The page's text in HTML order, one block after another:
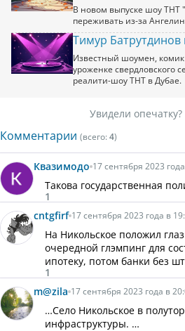
В новом выпуске шоу ТНТ
переживать из-за
Тимур Батрутдинов
Известный шоумен,
уроженке свердловского
реалити-шоу ТНТ в Дубае.
Увидели
Комментарии (всего: 4)
Квазимодо 17 сентября 2023
Такова государственная
1
cntgfirf 17 сентября 2023 года в
На Никольское положил
очередной глэмпинг для
ипотеку, потом банки без
1
m@zila 17 сентября 2023 года в
…Село Никольское в
инфраструктуры. …